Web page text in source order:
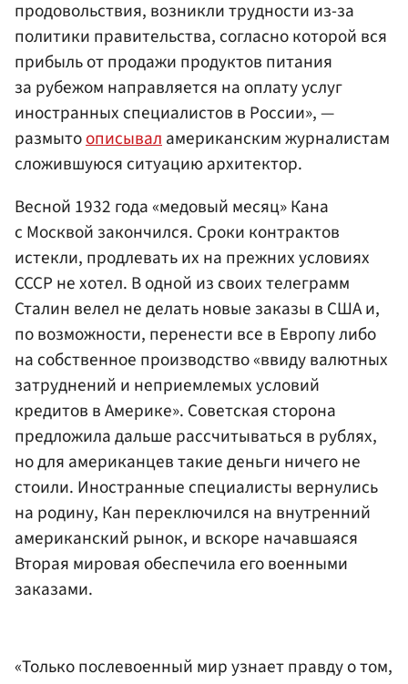
продовольствия, возникли трудности из-за
политики правительства, согласно которой вся
прибыль от продажи продуктов питания
за рубежом направляется на оплату услуг
иностранных специалистов в России», —
размытоописывал американским журналистам
сложившуюся ситуацию архитектор.
Весной 1932 года «медовый месяц» Кана
с Москвой закончился. Сроки контрактов
истекли, продлевать их на прежних условиях
СССР не хотел. В одной из своих телеграмм
Сталин велел не делать новые заказы в США и,
по возможности, перенести все в Европу либо
на собственное производство «ввиду валютных
затруднений и неприемлемых условий
кредитов в Америке». Советская сторона
предложила дальше рассчитываться в рублях,
но для американцев такие деньги ничего не
стоили. Иностранные специалисты вернулись
на родину, Кан переключился на внутренний
американский рынок, и вскоре начавшаяся
Вторая мировая обеспечила его военными
заказами.
«Только послевоенный мир узнает правду о том,